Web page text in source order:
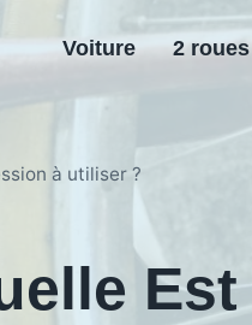
Voiture 2 roues
à utiliser ?
Est